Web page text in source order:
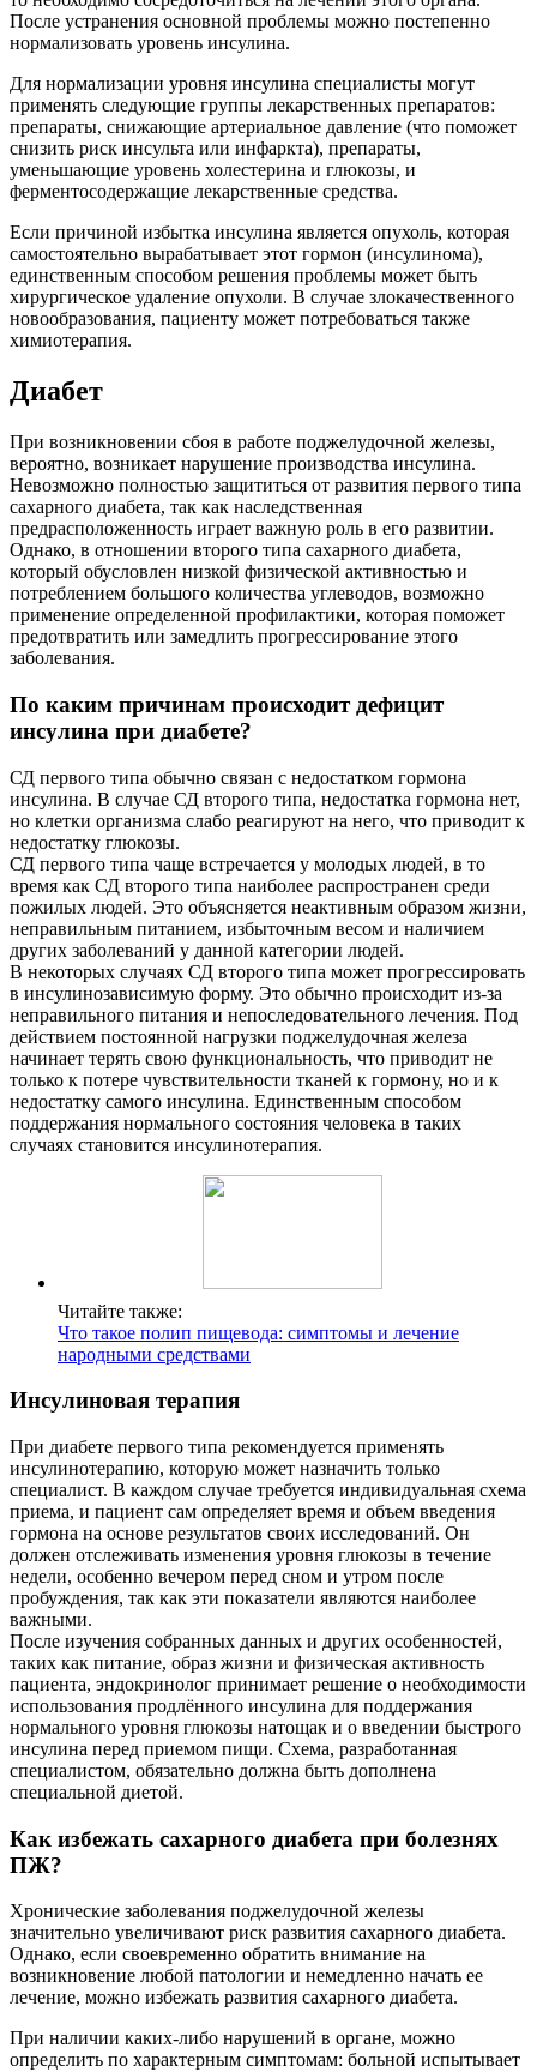
После устранения основной проблемы можно постепенно
нормализовать уровень инсулина.
Для нормализации уровня инсулина специалисты могут
применять следующие группы лекарственных препаратов:
препараты, снижающие артериальное давление (что поможет
снизить риск инсульта или инфаркта), препараты,
уменьшающие уровень холестерина и глюкозы, и
ферментосодержащие лекарственные средства.
Если причиной избытка инсулина является опухоль, которая
самостоятельно вырабатывает этот гормон (инсулинома),
единственным способом решения проблемы может быть
хирургическое удаление опухоли. В случае злокачественного
новообразования, пациенту может потребоваться также
химиотерапия.
Диабет
При возникновении сбоя в работе поджелудочной железы,
вероятно, возникает нарушение производства инсулина.
Невозможно полностью защититься от развития первого типа
сахарного диабета, так как наследственная
предрасположенность играет важную роль в его развитии.
Однако, в отношении второго типа сахарного диабета,
который обусловлен низкой физической активностью и
потреблением большого количества углеводов, возможно
применение определенной профилактики, которая поможет
предотвратить или замедлить прогрессирование этого
заболевания.
По каким причинам происходит дефицит
инсулина при диабете?
СД первого типа обычно связан с недостатком гормона
инсулина. В случае СД второго типа, недостатка гормона нет,
но клетки организма слабо реагируют на него, что приводит к
недостатку глюкозы.
СД первого типа чаще встречается у молодых людей, в то
время как СД второго типа наиболее распространен среди
пожилых людей. Это объясняется неактивным образом жизни,
неправильным питанием, избыточным весом и наличием
других заболеваний у данной категории людей.
В некоторых случаях СД второго типа может прогрессировать
в инсулинозависимую форму. Это обычно происходит из-за
неправильного питания и непоследовательного лечения. Под
действием постоянной нагрузки поджелудочная железа
начинает терять свою функциональность, что приводит не
только к потере чувствительности тканей к гормону, но и к
недостатку самого инсулина. Единственным способом
поддержания нормального состояния человека в таких
случаях становится инсулинотерапия.
Читайте также:
Что такое полип пищевода: симптомы и лечение
народными средствами
Инсулиновая терапия
При диабете первого типа рекомендуется применять
инсулинотерапию, которую может назначить только
специалист. В каждом случае требуется индивидуальная схема
приема, и пациент сам определяет время и объем введения
гормона на основе результатов своих исследований. Он
должен отслеживать изменения уровня глюкозы в течение
недели, особенно вечером перед сном и утром после
пробуждения, так как эти показатели являются наиболее
важными.
После изучения собранных данных и других особенностей,
таких как питание, образ жизни и физическая активность
пациента, эндокринолог принимает решение о необходимости
использования продлённого инсулина для поддержания
нормального уровня глюкозы натощак и о введении быстрого
инсулина перед приемом пищи. Схема, разработанная
специалистом, обязательно должна быть дополнена
специальной диетой.
Как избежать сахарного диабета при болезнях
ПЖ?
Хронические заболевания поджелудочной железы
значительно увеличивают риск развития сахарного диабета.
Однако, если своевременно обратить внимание на
возникновение любой патологии и немедленно начать ее
лечение, можно избежать развития сахарного диабета.
При наличии каких-либо нарушений в органе, можно
определить по характерным симптомам: больной испытывает